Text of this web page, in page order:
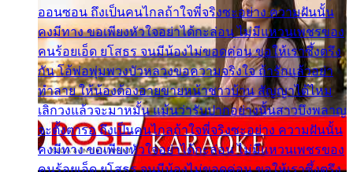
ออนซอน ถึงเป็นคนไกลถ้าใจพี่จริงซะอย่าง ความฝันนั้น
คงมีทาง ขอเพียงหัวใจอย่าได้กะล่อน ไม่มีแหวนเพชรของ
คนร้อยเอ็ด ยโสธร จนมีน้องไม่ขอดค่อน ขอให้เราซึ้งตรึง
กัน โอ้พ่อพุ่มพวงบัวหลวงขอความจริงใจ ถ้ารักแล้วอย่า
ทำลาย ให้น้องต้องอายขายหน้าชาวบ้าน สัญญาได้ไหม
เลิกวงแล้วจะมาหมั้น แม้นว่ารับปากอย่างนั้นสาวบึงพลาญ
จะตั้งตารอ ถึงเป็นคนไกลถ้าใจพี่จริงซะอย่าง ความฝันนั้น
คงมีทาง ขอเพียงหัวใจอย่าได้กะล่อน ไม่มีแหวนเพชรของ
คนร้อยเอ็ด ยโสธร จนมีน้องไม่ขอดค่อน ขอให้เราซึ้งตรึง